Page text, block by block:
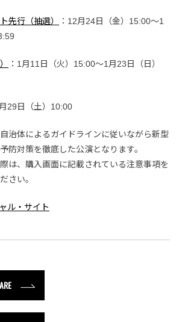
先行（抽選）
：12月24日（金）15:00〜1
：1月11日（火）15:00〜1月23日（日）
29日（土）10:00
治体によるガイドラインに従いながら新型
防対策を徹底した公演となります。
は、購入画面に記載されている注意事項を
さい。
ル・サイト